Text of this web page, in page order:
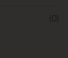
(0)